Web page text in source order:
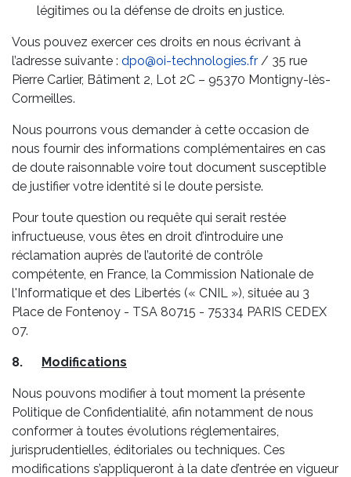
légitimes ou la défense de droits en justice.
Vous pouvez exercer ces droits en nous écrivant à
l’adresse suivante : dpo@oi-technologies.fr / 35 rue
Pierre Carlier, Bâtiment 2, Lot 2C – 95370 Montigny-lès-
Cormeilles.
Nous pourrons vous demander à cette occasion de
nous fournir des informations complémentaires en cas
de doute raisonnable voire tout document susceptible
de justifier votre identité si le doute persiste.
Pour toute question ou requête qui serait restée
infructueuse, vous êtes en droit d’introduire une
réclamation auprès de l’autorité de contrôle
compétente, en France, la Commission Nationale de
l'Informatique et des Libertés (« CNIL »), située au 3
Place de Fontenoy - TSA 80715 - 75334 PARIS CEDEX
07.
8. Modifications
Nous pouvons modifier à tout moment la présente
Politique de Confidentialité, afin notamment de nous
conformer à toutes évolutions réglementaires,
jurisprudentielles, éditoriales ou techniques. Ces
modifications s’appliqueront à la date d’entrée en vigueur